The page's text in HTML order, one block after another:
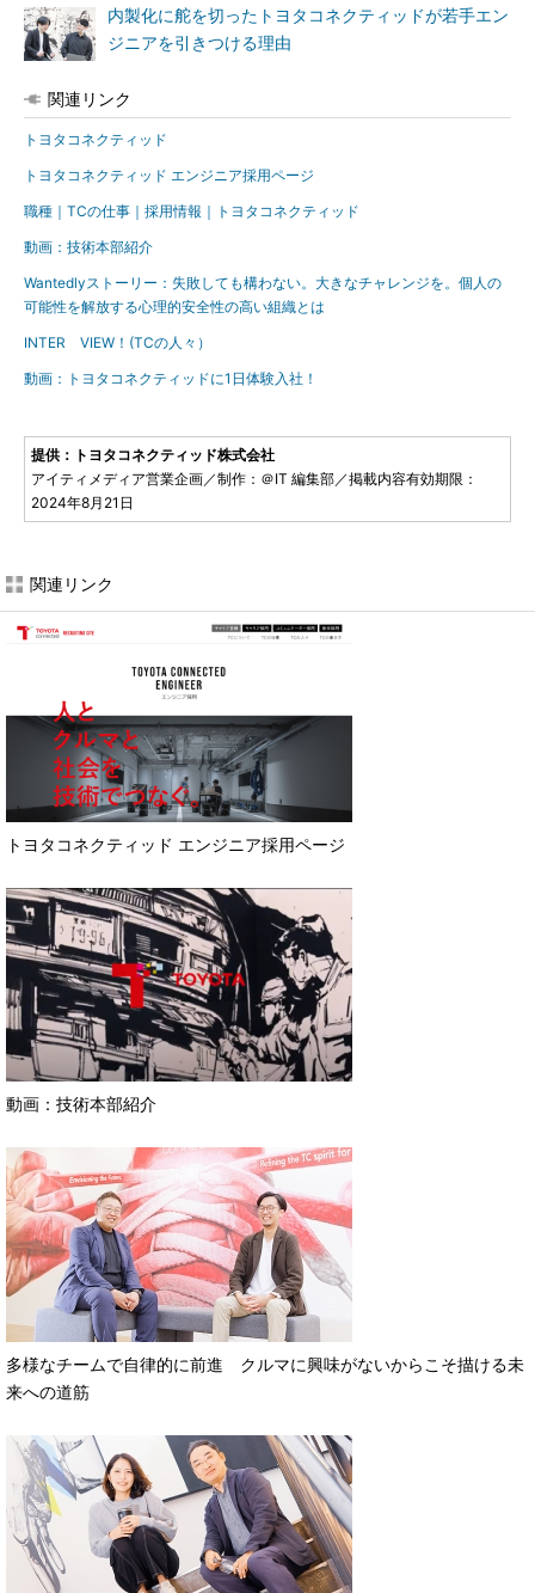
内製化に舵を切ったトヨタコネクティッドが若手エン
ジニアを引きつける理由
関連リンク
トヨタコネクティッド
トヨタコネクティッド エンジニア採用ページ
職種｜TCの仕事｜採用情報｜トヨタコネクティッド
動画：技術本部紹介
Wantedlyストーリー：失敗しても構わない。大きなチャレンジを。個人の
可能性を解放する心理的安全性の高い組織とは
INTER VIEW！(TCの人々）
動画：トヨタコネクティッドに1日体験入社！
提供：トヨタコネクティッド株式会社
アイティメディア営業企画／制作：＠IT 編集部／掲載内容有効期限：
2024年8月21日
関連リンク
トヨタコネクティッド エンジニア採用ページ
動画：技術本部紹介
多様なチームで自律的に前進 クルマに興味がないからこそ描ける未
来への道筋